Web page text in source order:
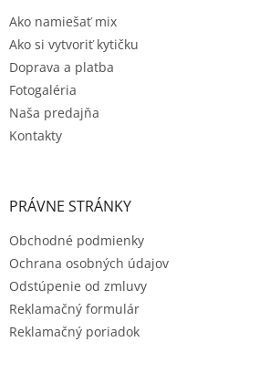
Ako namiešať mix
Ako si vytvoriť kytičku
Doprava a platba
Fotogaléria
Naša predajňa
Kontakty
PRÁVNE STRÁNKY
Obchodné podmienky
Ochrana osobných údajov
Odstúpenie od zmluvy
Reklamačný formulár
Reklamačný poriadok